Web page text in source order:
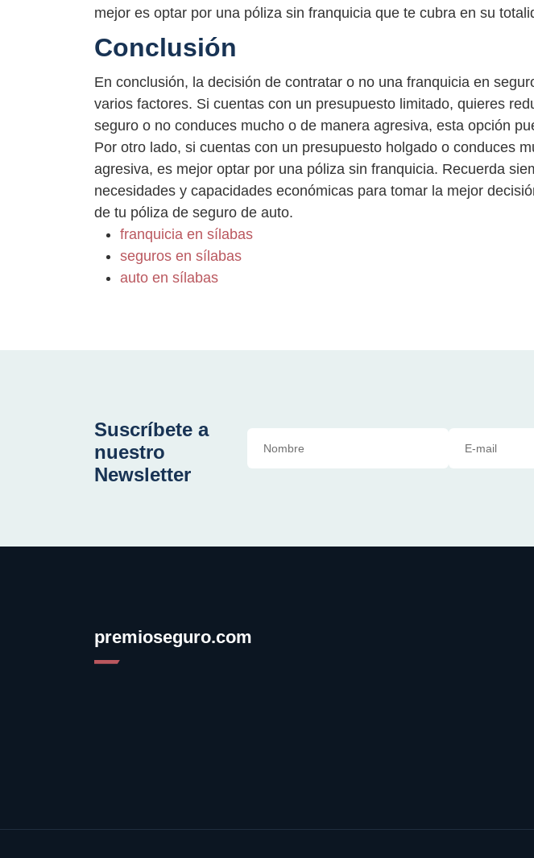
mejor es optar por una póliza sin franquicia que te cubra en su
Conclusión
En conclusión, la decisión de contratar o no una franquicia en
varios factores. Si cuentas con un presupuesto limitado, quieres
seguro o no conduces mucho o de manera agresiva, esta opción
Por otro lado, si cuentas con un presupuesto holgado o conduces
agresiva, es mejor optar por una póliza sin franquicia. Recuerda
necesidades y capacidades económicas para tomar la mejor
de tu póliza de seguro de auto.
franquicia en sílabas
seguros en sílabas
auto en sílabas
Suscríbete a
nuestro
Newsletter
premioseguro.com